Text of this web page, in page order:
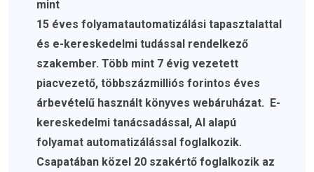
mint
15 éves folyamatautomatizálási tapasztalattal
és e-kereskedelmi tudással rendelkező
szakember. Több mint 7 évig vezetett
piacvezető, többszázmilliós forintos éves
árbevételű használt könyves webáruházat. E-
kereskedelmi tanácsadással, AI alapú
folyamat automatizálással foglalkozik.
Csapatában közel 20 szakértő foglalkozik az